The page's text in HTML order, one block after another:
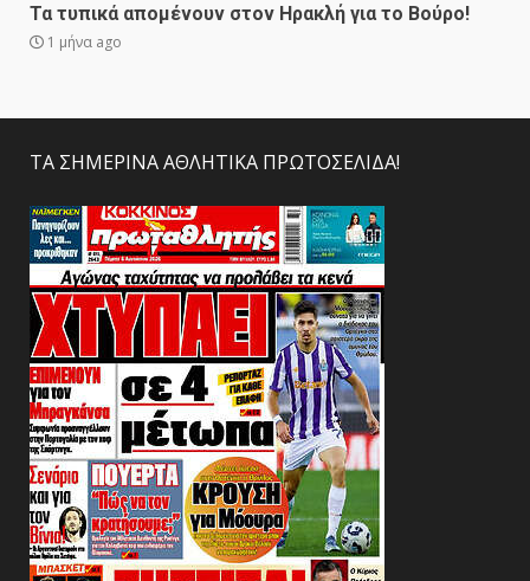
Τα τυπικά απομένουν στον Ηρακλή για το Βούρο!
1 μήνα ago
ΤΑ ΣΗΜΕΡΙΝΑ ΑΘΛΗΤΙΚΑ ΠΡΩΤΟΣΕΛΙΔΑ!